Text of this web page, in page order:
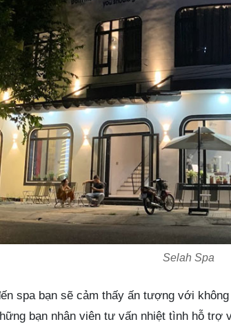
Selah Spa
spa bạn sẽ cảm thấy ấn tượng với
bạn nhân viên tư vấn nhiệt tình hỗ trợ